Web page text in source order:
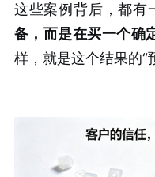
这些案例背后，都有
备，而是在买一个确
样，就是这个结果的“